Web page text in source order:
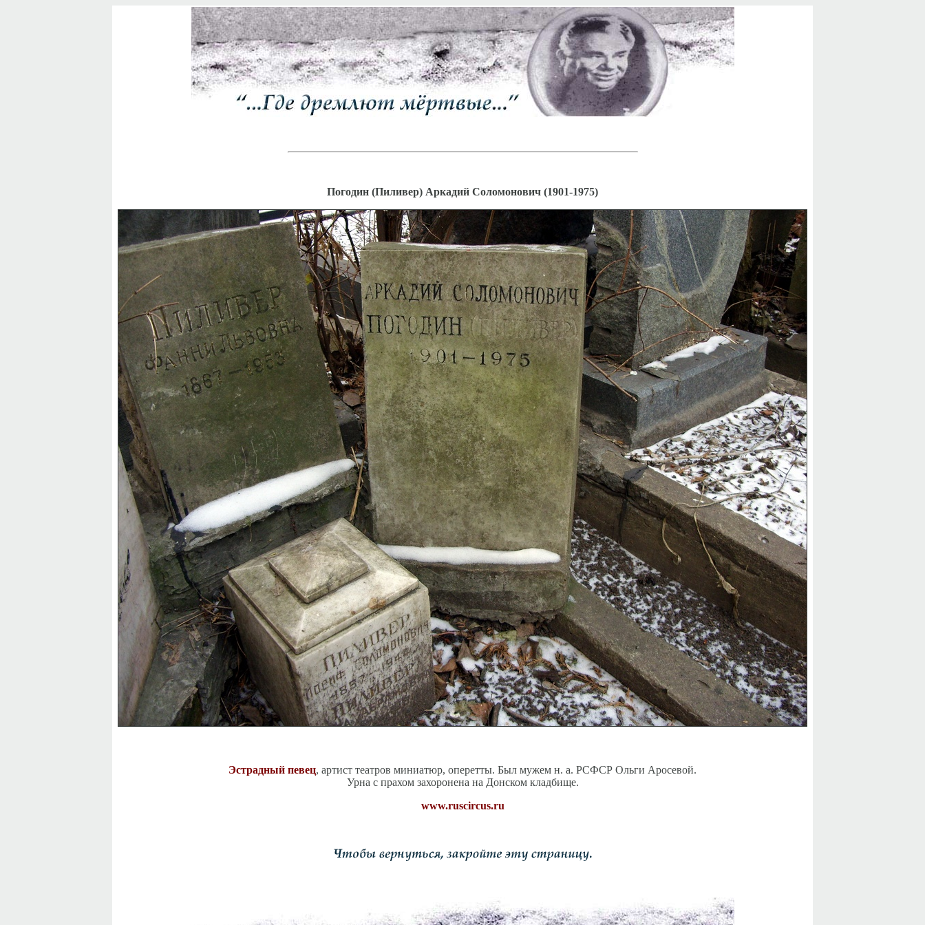
Погодин (Пиливер) Аркадий Соломонович (1901-1975)
Эстрадный певец, артист театров миниатюр, оперетты. Был мужем н. а. РСФСР Ольги Аросевой.
Урна с прахом захоронена на Донском кладбище.
www.ruscircus.ru